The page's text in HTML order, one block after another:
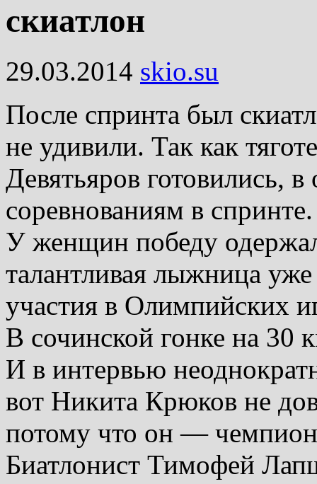
скиатлон
29.03.2014 skio.su
После спринта был
не удивили. Так как
Девятьяров готовились,
соревнованиям в спринте.
У женщин победу
талантливая лыжница
участия в Олимпийских
В сочинской гонке на 30
И в интервью
вот Никита Крюков не
потому что он —
Биатлонист Тимофей